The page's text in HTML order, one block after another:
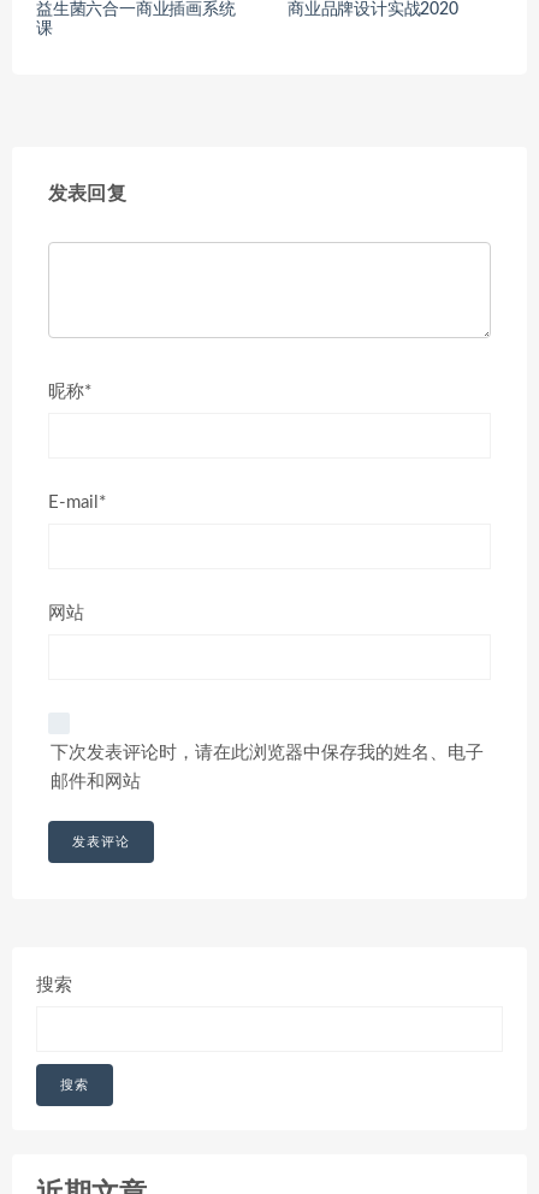
益生菌六合一商业插画系统
课
商业品牌设计实战2020
发表回复
昵称*
E-mail*
网站
下次发表评论时，请在此浏览器中保存我的姓名、电子
邮件和网站
搜索
搜索